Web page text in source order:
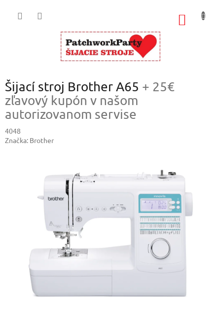
Šijací stroj Brother A65 + 25€
zľavový kupón v našom
autorizovanom servise
4048
Značka: Brother